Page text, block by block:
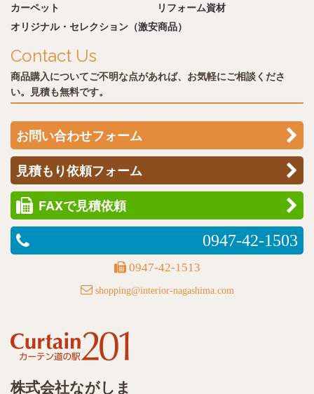
カーペット
リフォーム資材
オリジナル・セレクション（激安商品）
Contact Us
商品購入についてご不明な点があれば、お気軽にご相談くださ
い。見積も無料です。
お問い合わせフォーム
見積もり依頼フォーム
FAXで見積依頼
0947-42-1503
0947-42-1513
shopping@interior-nagashima.com
株式会社ながしま